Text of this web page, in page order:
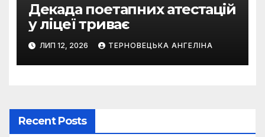
Декада поетапних атестацій
у ліцеї триває
ЛИП 12, 2026 ТЕРНОВЕЦЬКА АНГЕЛІНА
Recent Posts